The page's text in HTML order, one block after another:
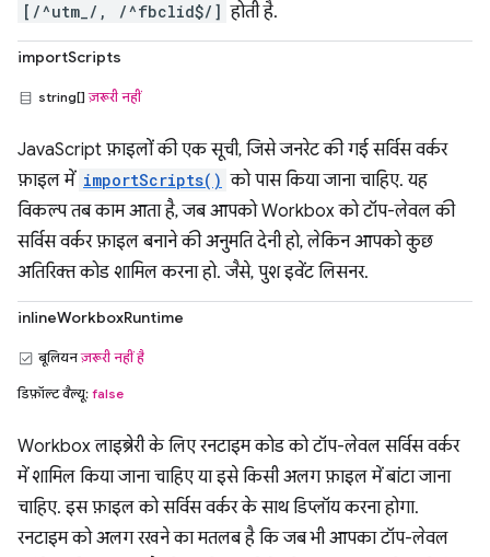
[/^utm_/, /^fbclid$/] होती है.
importScripts
string[]ज़रूरी नहीं
JavaScript फ़ाइलों की एक सूची, जिसे जनरेट की गई सर्विस वर्कर
फ़ाइल में importScripts() को पास किया जाना चाहिए. यह
विकल्प तब काम आता है, जब आपको Workbox को टॉप-लेवल की
सर्विस वर्कर फ़ाइल बनाने की अनुमति देनी हो, लेकिन आपको कुछ
अतिरिक्त कोड शामिल करना हो. जैसे, पुश इवेंट लिसनर.
inlineWorkboxRuntime
बूलियनज़रूरी नहीं है
डिफ़ॉल्ट वैल्यू: false
Workbox लाइब्रेरी के लिए रनटाइम कोड को टॉप-लेवल सर्विस वर्कर
में शामिल किया जाना चाहिए या इसे किसी अलग फ़ाइल में बांटा जाना
चाहिए. इस फ़ाइल को सर्विस वर्कर के साथ डिप्लॉय करना होगा.
रनटाइम को अलग रखने का मतलब है कि जब भी आपका टॉप-लेवल